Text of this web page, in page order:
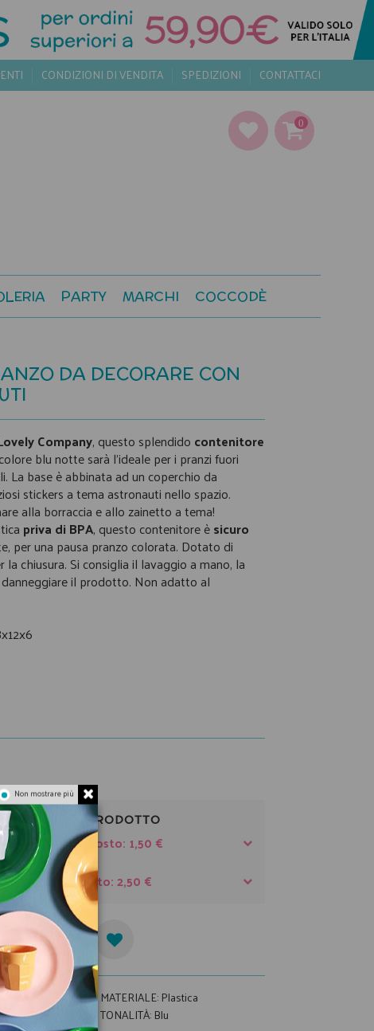
CONDIZIONI DI VENDITA SPEDIZIONI CONTATTACI
0
PARTY MARCHI COCCODÈ
DA DECORARE CON
Company, questo splendido contenitore
blu notte sarà l'ideale per i pranzi fuori
La base è abbinata ad un coperchio da
stickers a tema astronauti nello spazio.
alla borraccia e allo zainetto a tema!
priva di BPA, questo contenitore èsicuro
per una pausa pranzo colorata. Dotato di
la chiusura. Si consiglia il lavaggio a mano, la
il prodotto. Non adatto al
QUESTO PRODOTTO
scritta colorata costo: 1,50 €
glitter costo: 2,50 €
CARRELLO
SBASBU35 MATERIALE: Plastica
Company TONALITÀ: Blu
Non mostrare più